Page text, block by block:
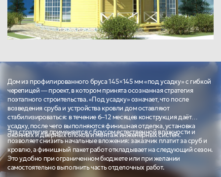
Дом из профилированного бруса 145×145 мм «под усадку» с гибкой
черепицей — проект, в котором принята осознанная стратегия
поэтапного строительства. «Под усадку» означает, что после
возведения сруба и устройства кровли дом оставляют
стабилизироваться: в течение 6–12 месяцев конструкция даёт
усадку, после чего выполняются финишная отделка, установка
оконных и дверных блоков и монтаж инженерных систем.
Эта стратегия применяется с брусом естественной влажности и
позволяет снизить начальные вложения: заказчик платит за сруб и
кровлю, а финишный пакет работ откладывает на следующий сезон.
Это удобно при ограниченном бюджете или при желании
самостоятельно выполнить часть отделочных работ.